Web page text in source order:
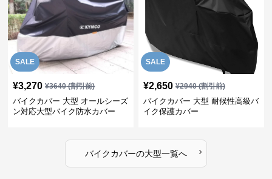
SALE
¥3,270 ¥3640(割引前)
バイクカバー 大型 オールシーズ
ン対応大型バイク防水カバー
SALE
¥2,650 ¥2940(割引前)
バイクカバー 大型 耐候性高級バ
イク保護カバー
バイクカバーの大型一覧へ ›